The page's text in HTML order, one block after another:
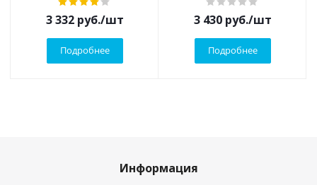
3 332руб./шт
Подробнее
3 430руб./шт
Подробнее
Информация